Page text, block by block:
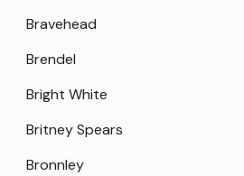
Bravehead
Brendel
Bright White
Britney Spears
Bronnley